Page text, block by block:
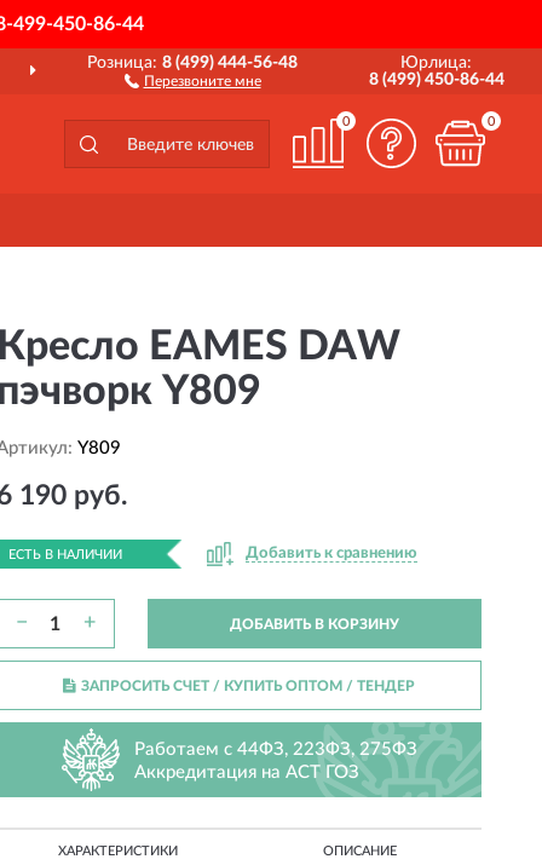
499-450-86-44
ДОСТАВИМ ПО ВСЕЙ РОССИИ
Розница:8 (499) 444-56-48
Перезвоните мне
Юрлица:
8 (499) 450-86-44
0 0
EAMES DAW
Y809
Y809
190 руб.
ЕСТЬ В НАЛИЧИИ Добавить к сравнению
− + ДОБАВИТЬ В КОРЗИНУ
ЗАПРОСИТЬ СЧЕТ / КУПИТЬ ОПТОМ / ТЕНДЕР
Работаем с 44ФЗ, 223ФЗ, 275ФЗ
Аккредитация на АСТ ГОЗ
ХАРАКТЕРИСТИКИ ОПИСАНИЕ